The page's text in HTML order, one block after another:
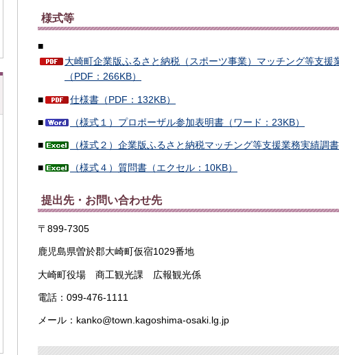
様式等
■
大崎町企業版ふるさと納税（スポーツ事業）マッチング等支
（PDF：266KB）
■ 仕様書（PDF：132KB）
■ （様式１）プロポーザル参加表明書（ワード：23KB）
■ （様式２）企業版ふるさと納税マッチング等支援業務実績調
■ （様式４）質問書（エクセル：10KB）
提出先・お問い合わせ先
〒899-7305
鹿児島県曽於郡大崎町仮宿1029番地
大崎町役場 商工観光課 広報観光係
電話：099-476-1111
メール：kanko@town.kagoshima-osaki.lg.jp